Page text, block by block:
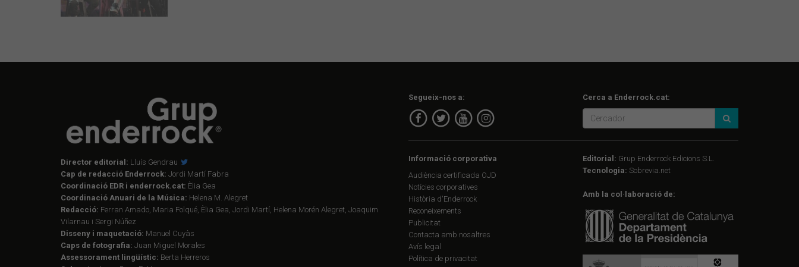
Director editorial: Lluís Gendrau
Cap de redacció Enderrock: Jordi Martí Fabra
Coordinació EDR i enderrock.cat: Èlia Gea
Coordinació Anuari de la Música: Helena M. Alegret
Redacció: Ferran Amado, Maria Folqué, Èlia Gea, Jordi Martí, Helena Morén Alegret, Joaquim
Vilarnau i Sergi Núñez
Disseny i maquetació: Manuel Cuyàs
Caps de fotografia: Juan Miguel Morales
Assessorament lingüístic: Berta Herreros
Segueix-nos a: Cerca a Enderrock.cat:
Informació corporativa
Audiència certificada OJD
Notícies corporatives
Història d'Enderrock
Reconeixements
Publicitat
Contacta amb nosaltres
Avís legal
Política de privacitat
Editorial: Grup Enderrock Edicions S.L.
Tecnologia: Sobrevia.net
Amb la col·laboració de: